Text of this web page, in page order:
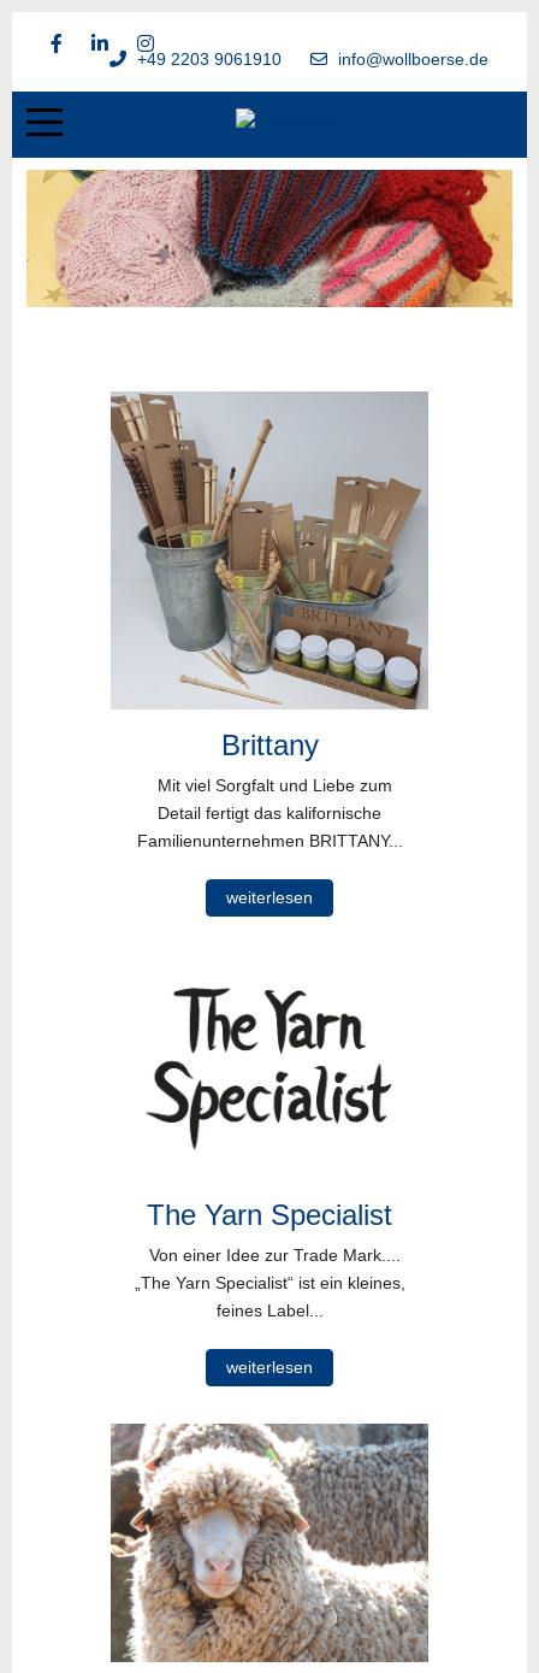
+49 2203 9061910 info@wollboerse.de
Brittany
Mit viel Sorgfalt und Liebe zum
Detail fertigt das kalifornische
Familienunternehmen BRITTANY...
weiterlesen
The Yarn Specialist
Von einer Idee zur Trade Mark....
„The Yarn Specialist“ ist ein kleines,
feines Label...
weiterlesen